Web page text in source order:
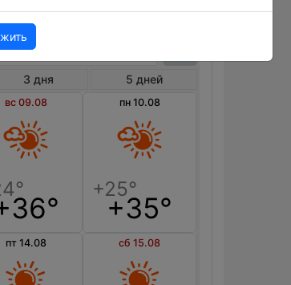
3 дня 5 дней
вс 09.08 пн 10.08
+35°
пт 14.08 сб 15.08